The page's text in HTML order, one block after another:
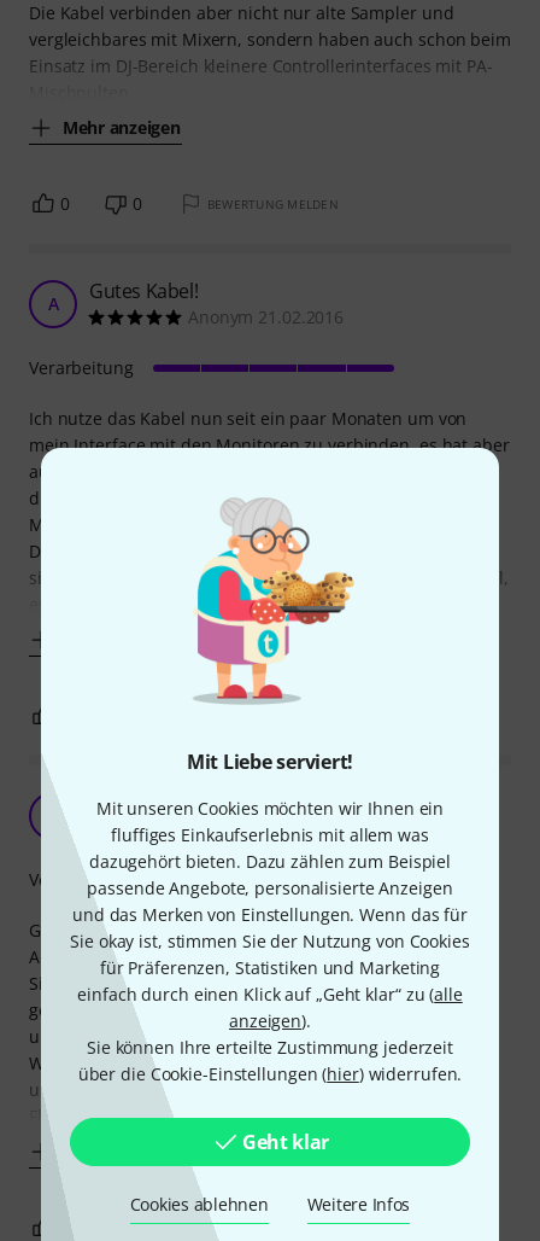
Mit Liebe serviert!
Mit unseren Cookies möchten wir Ihnen ein
fluffiges Einkaufserlebnis mit allem was
dazugehört bieten. Dazu zählen zum Beispiel
passende Angebote, personalisierte Anzeigen
und das Merken von Einstellungen. Wenn das für
Sie okay ist, stimmen Sie der Nutzung von Cookies
für Präferenzen, Statistiken und Marketing
einfach durch einen Klick auf „Geht klar“ zu (alle
anzeigen).
Sie können Ihre erteilte Zustimmung jederzeit
über die Cookie-Einstellungen (hier) widerrufen.
Geht klar
Cookies ablehnen Weitere Infos
Die Kabel verbinden aber nicht nur alte Sampler und
vergleichbares mit Mixern, sondern haben auch schon beim
Einsatz im DJ-Bereich kleinere Controllerinterfaces mit PA-
Mehr anzeigen
0 0 BEWERTUNG MELDEN
A Gutes Kabel!
Anonym 21.02.2016
Ich nutze das Kabel nun seit ein paar Monaten um von
mein Interface mit den Monitoren zu verbinden, es hat aber
auch schon den ein oder anderen "Außeneinsatz" auf
diversen Partys als Verbindung vom DJ-Controller zum
Mischpult miterlebt.
Das Kabel ist sehr gut in der Verarbeitung, die Stecker
sitzen sicher und Das Kabel ist stabil aber trotzdem flexibel,
Verarbeitung
Preiswerter Verbinder
Helmut040 10.12.2014
Gern greife ich beim großen Sortiment der sssnake-
Adapterkabel zu.
Sie bieten eine sichere Verbindung. Das Kabel ist dick
genug um den Drähten einen gewissen Schutz zu bieten
und lässt sich vernünftig zusammenrollen.
Wenn sie keinem rauen Bühnenalltag ausgesetzt werden
und man sie halbwegs pfleglich behandelt (Nicht in
Flightcase-Schließprofile quetschen!)
Mehr anzeigen
Verarbeitung
1 BEWERTUNG MELDEN